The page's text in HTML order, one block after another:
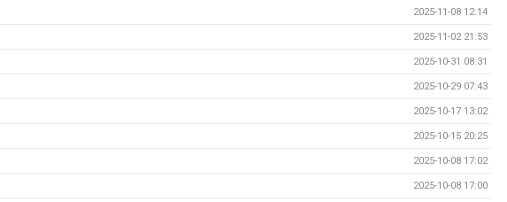
2025-11-08 12:14
2025-11-02 21:53
2025-10-31 08:31
2025-10-29 07:43
2025-10-17 13:02
2025-10-15 20:25
2025-10-08 17:02
2025-10-08 17:00